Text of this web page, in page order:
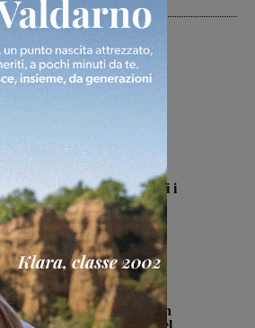
piano
lo staff del Figline per
2026-2027
Bossini 9 Agosto 2026
di serie D, domani i
Bossini - 9 Agosto 2026
treno all’ospedale, la vita in